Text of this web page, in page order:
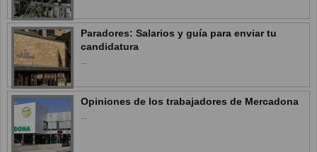
Paradores: Salarios y guía para enviar tu
candidatura
Opiniones de los trabajadores de Mercadona